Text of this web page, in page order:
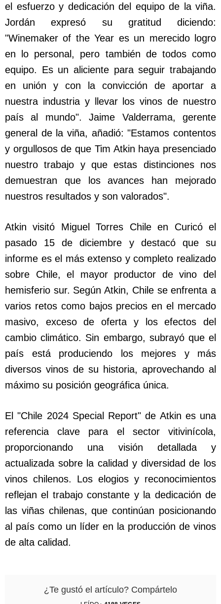
el esfuerzo y dedicación del equipo de la viña.
Jordán expresó su gratitud diciendo:
"Winemaker of the Year es un merecido logro
en lo personal, pero también de todos como
equipo. Es un aliciente para seguir trabajando
en unión y con la convicción de aportar a
nuestra industria y llevar los vinos de nuestro
país al mundo". Jaime Valderrama, gerente
general de la viña, añadió: "Estamos contentos
y orgullosos de que Tim Atkin haya presenciado
nuestro trabajo y que estas distinciones nos
demuestran que los avances han mejorado
nuestros resultados y son valorados".
Atkin visitó Miguel Torres Chile en Curicó el
pasado 15 de diciembre y destacó que su
informe es el más extenso y completo realizado
sobre Chile, el mayor productor de vino del
hemisferio sur. Según Atkin, Chile se enfrenta a
varios retos como bajos precios en el mercado
masivo, exceso de oferta y los efectos del
cambio climático. Sin embargo, subrayó que el
país está produciendo los mejores y más
diversos vinos de su historia, aprovechando al
máximo su posición geográfica única.
El "Chile 2024 Special Report" de Atkin es una
referencia clave para el sector vitivinícola,
proporcionando una visión detallada y
actualizada sobre la calidad y diversidad de los
vinos chilenos. Los elogios y reconocimientos
reflejan el trabajo constante y la dedicación de
las viñas chilenas, que continúan posicionando
al país como un líder en la producción de vinos
de alta calidad.
¿Te gustó el artículo? Compártelo